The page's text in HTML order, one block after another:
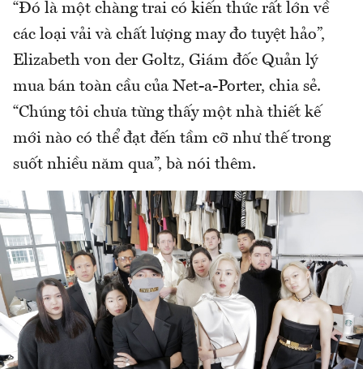
“Đó là một chàng trai có kiến thức rất lớn về
các loại vải và chất lượng may đo tuyệt hảo”,
Elizabeth von der Goltz, Giám đốc Quản lý
mua bán toàn cầu của Net-a-Porter, chia sẻ.
“Chúng tôi chưa từng thấy một nhà thiết kế
mới nào có thể đạt đến tầm cỡ như thế trong
suốt nhiều năm qua”, bà nói thêm.